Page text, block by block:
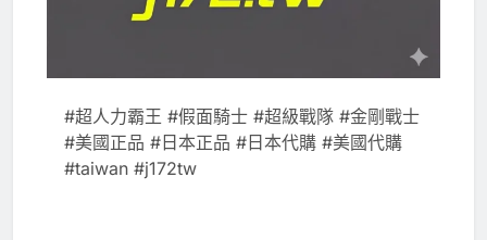
#超人力霸王 #假面騎士 #超級戰隊 #金剛戰士
#美國正品 #日本正品 #日本代購 #美國代購
#taiwan #j172tw